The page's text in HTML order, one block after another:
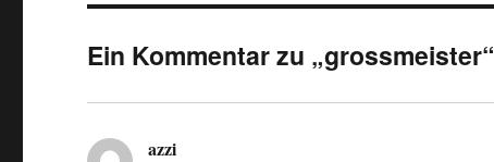
Ein Kommentar zu „grossmeister“
azzi